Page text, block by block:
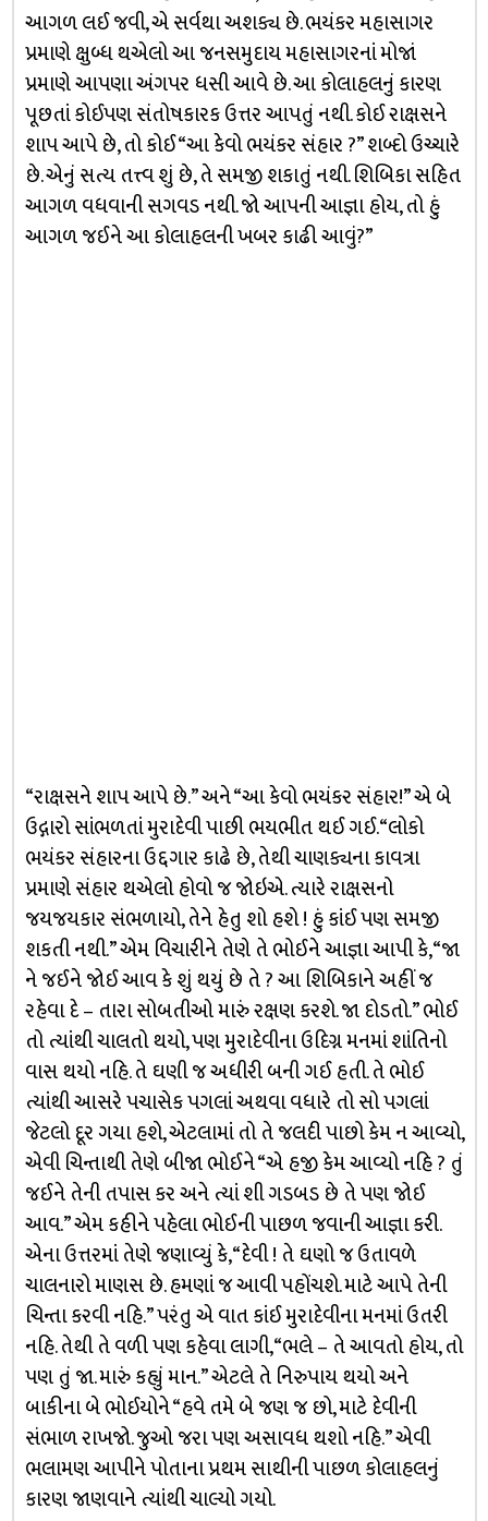
આગળ લઈ જવી, એ સર્વથા અશક્ય છે. ભયંકર મહાસાગર
પ્રમાણે ક્ષુબ્ધ થએલો આ જનસમુદાય મહાસાગરનાં મોજાં
પ્રમાણે આપણા અંગપર ધસી આવે છે. આ કોલાહલનું કારણ
પૂછતાં કોઈપણ સંતોષકારક ઉત્તર આપતું નથી. કોઈ રાક્ષસને
શાપ આપે છે, તો કોઈ “આ કેવો ભયંકર સંહાર ?” શબ્દો ઉચ્ચારે
છે. એનું સત્ય તત્ત્વ શું છે, તે સમજી શકાતું નથી. શિબિકા સહિત
આગળ વધવાની સગવડ નથી. જો આપની આજ્ઞા હોય, તો હું
આગળ જઈને આ કોલાહલની ખબર કાઢી આવું?”
“રાક્ષસને શાપ આપે છે.” અને “આ કેવો ભયંકર સંહાર!” એ બે
ઉદ્ગારો સાંભળતાં મુરાદેવી પાછી ભયભીત થઈ ગઈ. “લોકો
ભયંકર સંહારના ઉદ્દગાર કાઢે છે, તેથી ચાણક્યના કાવત્રા
પ્રમાણે સંહાર થએલો હોવો જ જોઇએ. ત્યારે રાક્ષસનો
જયજયકાર સંભળાયો, તેને હેતુ શો હશે ! હું કાંઈ પણ સમજી
શકતી નથી.” એમ વિચારીને તેણે તે ભોઈને આજ્ઞા આપી કે, “જા
ને જઈને જોઈ આવ કે શું થયું છે તે ? આ શિબિકાને અહીં જ
રહેવા દે – તારા સોબતીઓ મારું રક્ષણ કરશે. જા દોડતો.” ભોઈ
તો ત્યાંથી ચાલતો થયો, પણ મુરાદેવીના ઉદિગ્ન મનમાં શાંતિનો
વાસ થયો નહિ. તે ઘણી જ અધીરી બની ગઈ હતી. તે ભોઈ
ત્યાંથી આસરે પચાસેક પગલાં અથવા વધારે તો સો પગલાં
જેટલો દૂર ગયા હશે, એટલામાં તો તે જલદી પાછો કેમ ન આવ્યો,
એવી ચિન્તાથી તેણે બીજા ભોઈને “એ હજી કેમ આવ્યો નહિ ? તું
જઈને તેની તપાસ કર અને ત્યાં શી ગડબડ છે તે પણ જોઈ
આવ.” એમ કહીને પહેલા ભોઈની પાછળ જવાની આજ્ઞા કરી.
એના ઉત્તરમાં તેણે જણાવ્યું કે, “દેવી ! તે ઘણો જ ઉતાવળે
ચાલનારો માણસ છે. હમણાં જ આવી પહોંચશે. માટે આપે તેની
ચિન્તા કરવી નહિ.” પરંતુ એ વાત કાંઈ મુરાદેવીના મનમાં ઉતરી
નહિ. તેથી તે વળી પણ કહેવા લાગી, “ભલે – તે આવતો હોય, તો
પણ તું જા. મારું કહ્યું માન.” એટલે તે નિરુપાય થયો અને
બાકીના બે ભોઈયોને “હવે તમે બે જણ જ છો, માટે દેવીની
સંભાળ રાખજો. જુઓ જરા પણ અસાવધ થશો નહિ.” એવી
ભલામણ આપીને પોતાના પ્રથમ સાથીની પાછળ કોલાહલનું
કારણ જાણવાને ત્યાંથી ચાલ્યો ગયો.